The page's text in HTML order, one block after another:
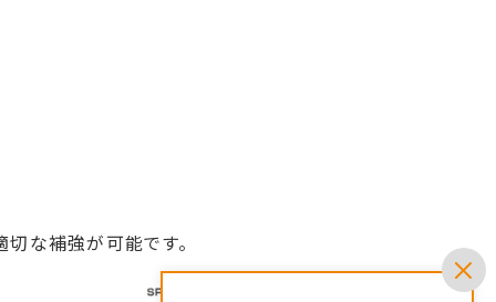
な補強が可能です。